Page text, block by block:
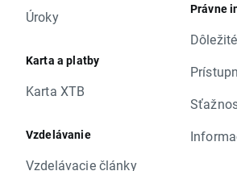
Úroky
Karta a platby
Karta XTB
Vzdelávanie
Vzdelávacie články
Právne